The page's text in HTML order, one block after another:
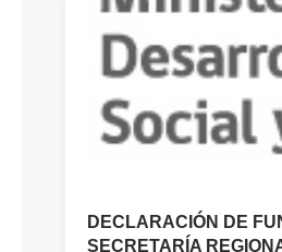
DECLARACIÓN DE
SECRETARÍA